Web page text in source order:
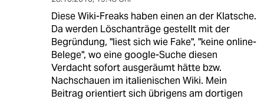
Diese Wiki-Freaks haben einen an der Klatsche.
Da werden Löschanträge gestellt mit der
Begründung, "liest sich wie Fake", "keine online-
Belege", wo eine google-Suche diesen
Verdacht sofort ausgeräumt hätte bzw.
Nachschauen im italienischen Wiki. Mein
Beitrag orientiert sich übrigens am dortigen